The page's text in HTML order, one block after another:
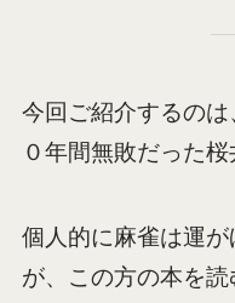
今回ご紹介するの
０年間無敗だった桜
個人的に麻雀は運
が、この方の本を